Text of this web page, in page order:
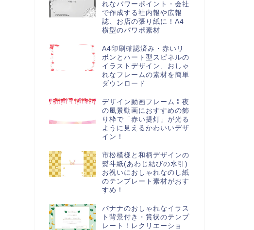
れなパワーポイント・会社
で作成する社内報や広報
誌、お店の張り紙に！A4
横型のパワポ素材
A4印刷確認済み・赤いリ
ボンとハート型スピネルの
イラストデザイン、おしゃ
れなフレームの素材を簡単
ダウンロード
デザイン動画フレーム⁑夜
の風景動画におすすめの飾
り枠で「赤い提灯」が光る
ように見えるかわいいデザ
イン！
市松模様と和柄デザインの
熨斗紙(あわじ結びの水引)
お祝いにおしゃれなのし紙
のテンプレート素材がおす
すめ！
バナナのおしゃれなイラス
ト背景付き・賞状のテンプ
レート！レクリエーショ